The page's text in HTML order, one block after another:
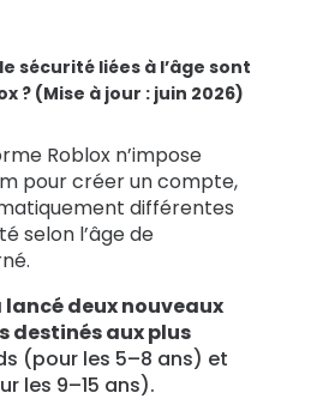
sécurité liées à l’âge sont
? (Mise à jour : juin 2026)
Roblox n’impose
pour créer un compte,
différentes
selon l’âge de
lancé deux nouveaux
destinés aux plus
(pour les 5–8 ans) et
les 9–15 ans).